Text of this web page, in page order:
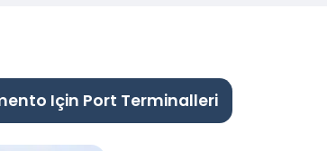
Için Port Terminalleri